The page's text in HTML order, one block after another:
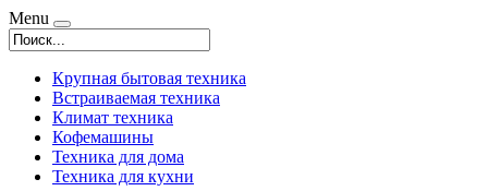
Menu
Крупная бытовая техника
Встраиваемая техника
Климат техника
Кофемашины
Техника для дома
Техника для кухни